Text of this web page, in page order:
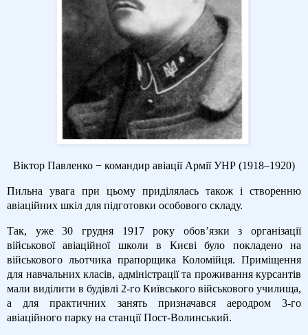
Віктор Павленко − командир авіації Армії УНР (1918–1920)
Пильна увага при цьому приділялась також і створенню
авіаційних шкіл для підготовки особового складу.
Так, уже 30 грудня 1917 року обов’язки з організації
військової авіаційної школи в Києві було покладено на
військового льотчика прапорщика Коломійця. Приміщення
для навчальних класів, адміністрації та проживання курсантів
мали виділити в будівлі 2-го Київського військового училища,
а для практичних занять призначався аеродром 3-го
авіаційного парку на станції Пост-Волинський.